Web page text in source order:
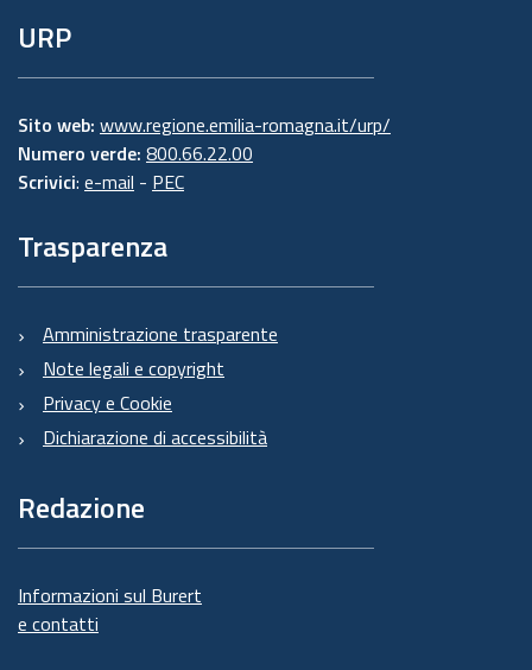
URP
Sito web: www.regione.emilia-romagna.it/urp/
Numero verde: 800.66.22.00
Scrivici: e-mail - PEC
Trasparenza
Amministrazione trasparente
Note legali e copyright
Privacy e Cookie
Dichiarazione di accessibilità
Redazione
Informazioni sul Burert
e contatti